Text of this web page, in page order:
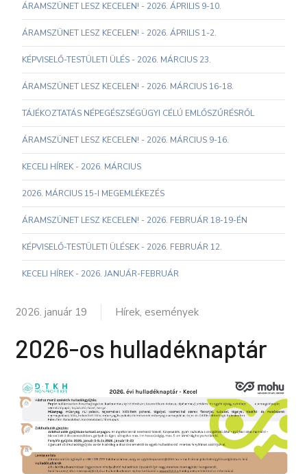
ÁRAMSZÜNET LESZ KECELEN! - 2026. ÁPRILIS 9-10.
ÁRAMSZÜNET LESZ KECELEN! - 2026. ÁPRILIS 1-2.
KÉPVISELŐ-TESTÜLETI ÜLÉS - 2026. MÁRCIUS 23.
ÁRAMSZÜNET LESZ KECELEN! - 2026. MÁRCIUS 16-18.
TÁJÉKOZTATÁS NÉPEGÉSZSÉGÜGYI CÉLÚ EMLŐSZŰRÉSRŐL
ÁRAMSZÜNET LESZ KECELEN! - 2026. MÁRCIUS 9-16.
KECELI HÍREK - 2026. MÁRCIUS
2026. MÁRCIUS 15-I MEGEMLÉKEZÉS
ÁRAMSZÜNET LESZ KECELEN! - 2026. FEBRUÁR 18-19-ÉN
KÉPVISELŐ-TESTÜLETI ÜLÉSEK - 2026. FEBRUÁR 12.
KECELI HÍREK - 2026. JANUÁR-FEBRUÁR
2026. január 19 Hírek, események
2026-os hulladéknaptár